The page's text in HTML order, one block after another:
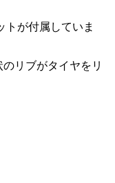
トが付属していま
リブがタイヤをリ